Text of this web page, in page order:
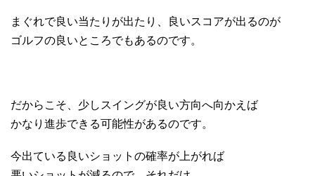
まぐれで良い当たりが出たり、良いスコアが出るのが
ゴルフの良いところでもあるのです。
だからこそ、少しスイングが良い方向へ向かえば
かなり進歩できる可能性があるのです。
今出ている良いショットの確率が上がれば